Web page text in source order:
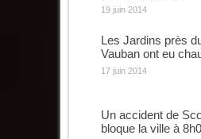
19 juin 2014
Les Jardins près
Vauban ont eu
17 juin 2014
Un accident de
bloque la ville à